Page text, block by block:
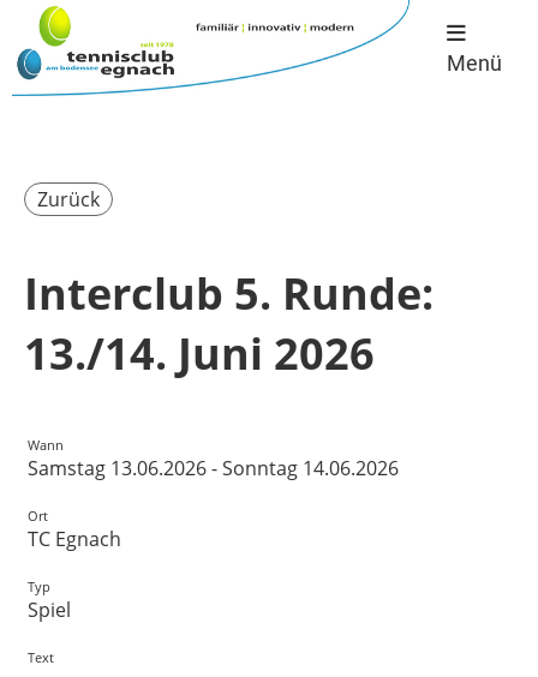
Menü
Zurück
Interclub 5. Runde:
13./14. Juni 2026
Wann
Samstag 13.06.2026 - Sonntag 14.06.2026
Ort
TC Egnach
Typ
Spiel
Text